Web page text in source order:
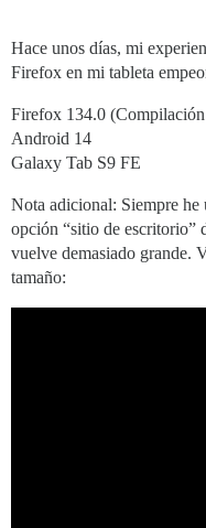
Hace unos días, mi
Firefox en mi tableta
Firefox 134.0 (Compilación
Android 14
Galaxy Tab S9 FE
Nota adicional: Siempre
opción “sitio de escritorio”
vuelve demasiado grande.
tamaño: